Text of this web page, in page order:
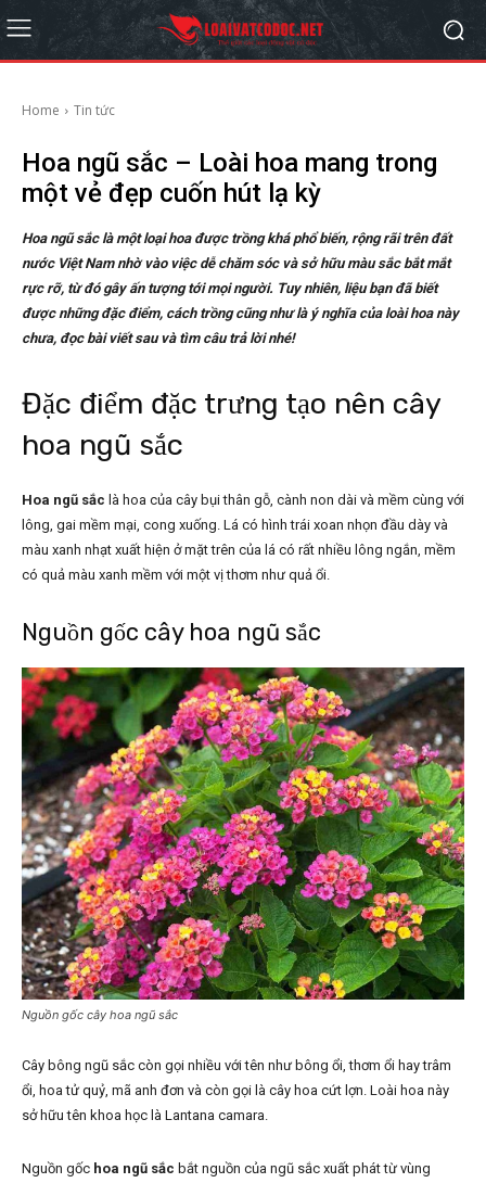
Home Tin tức
Hoa ngũ sắc – Loài hoa mang trong
một vẻ đẹp cuốn hút lạ kỳ
Hoa ngũ sắc là một loại hoa được trồng khá phổ biến, rộng rãi trên đất
nước Việt Nam nhờ vào việc dễ chăm sóc và sở hữu màu sắc bắt mắt
rực rỡ, từ đó gây ấn tượng tới mọi người. Tuy nhiên, liệu bạn đã biết
được những đặc điểm, cách trồng cũng như là ý nghĩa của loài hoa này
chưa, đọc bài viết sau và tìm câu trả lời nhé!
Đặc điểm đặc trưng tạo nên cây
hoa ngũ sắc
Hoa ngũ sắc là hoa của cây bụi thân gỗ, cành non dài và mềm cùng với
lông, gai mềm mại, cong xuống. Lá có hình trái xoan nhọn đầu dày và
màu xanh nhạt xuất hiện ở mặt trên của lá có rất nhiều lông ngắn, mềm
có quả màu xanh mềm với một vị thơm như quả ổi.
Nguồn gốc cây hoa ngũ sắc
Nguồn gốc cây hoa ngũ sắc
Cây bông ngũ sắc còn gọi nhiều với tên như bông ổi, thơm ổi hay trâm
ổi, hoa tử quỷ, mã anh đơn và còn gọi là cây hoa cứt lợn. Loài hoa này
sở hữu tên khoa học là Lantana camara.
Nguồn gốc hoa ngũ sắc bắt nguồn của ngũ sắc xuất phát từ vùng